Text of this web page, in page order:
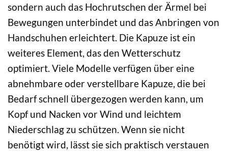
sondern auch das Hochrutschen der Ärmel bei
Bewegungen unterbindet und das Anbringen von
Handschuhen erleichtert. Die Kapuze ist ein
weiteres Element, das den Wetterschutz
optimiert. Viele Modelle verfügen über eine
abnehmbare oder verstellbare Kapuze, die bei
Bedarf schnell übergezogen werden kann, um
Kopf und Nacken vor Wind und leichtem
Niederschlag zu schützen. Wenn sie nicht
benötigt wird, lässt sie sich praktisch verstauen